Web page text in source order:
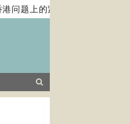
问题上的紧张关系对全球经济